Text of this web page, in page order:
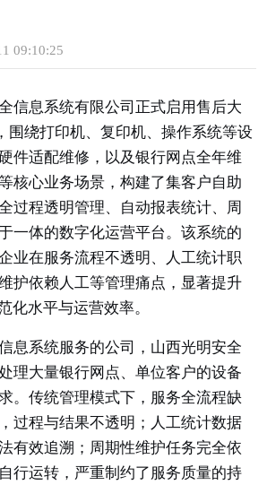
09:10:25
信息系统有限公司正式启用售后大
围绕打印机、复印机、操作系统等设
件适配维修，以及银行网点全年维
核心业务场景，构建了集客户自助
过程透明管理、自动报表统计、周
一体的数字化运营平台。该系统的
业在服务流程不透明、人工统计职
护依赖人工等管理痛点，显著提升
化水平与运营效率。
息系统服务的公司，山西光明安全
理大量银行网点、单位客户的设备
。传统管理模式下，服务全流程缺
过程与结果不透明；人工统计数据
有效追溯；周期性维护任务完全依
行运转，严重制约了服务质量的持